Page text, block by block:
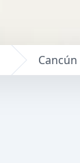
Cancún